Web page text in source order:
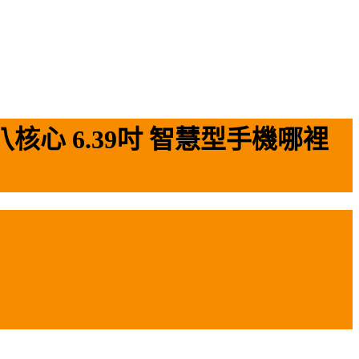
核心 6.39吋 智慧型手機哪裡